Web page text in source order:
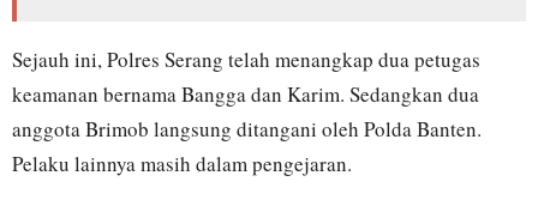
Sejauh ini, Polres Serang telah menangkap dua petugas
keamanan bernama Bangga dan Karim. Sedangkan dua
anggota Brimob langsung ditangani oleh Polda Banten.
Pelaku lainnya masih dalam pengejaran.